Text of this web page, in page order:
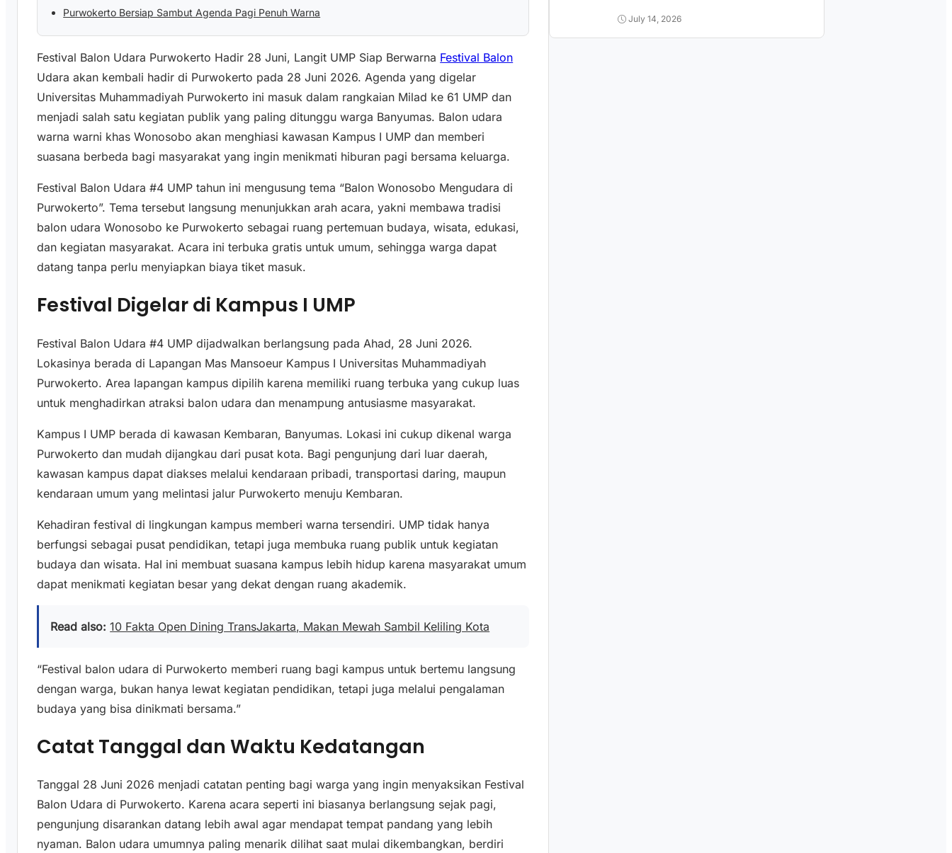
Purwokerto Bersiap Sambut Agenda Pagi Penuh Warna
Festival Balon Udara Purwokerto Hadir 28 Juni, Langit UMP Siap Berwarna Festival Balon
Udara akan kembali hadir di Purwokerto pada 28 Juni 2026. Agenda yang digelar
Universitas Muhammadiyah Purwokerto ini masuk dalam rangkaian Milad ke 61 UMP dan
menjadi salah satu kegiatan publik yang paling ditunggu warga Banyumas. Balon udara
warna warni khas Wonosobo akan menghiasi kawasan Kampus I UMP dan memberi
suasana berbeda bagi masyarakat yang ingin menikmati hiburan pagi bersama keluarga.
Festival Balon Udara #4 UMP tahun ini mengusung tema “Balon Wonosobo Mengudara di
Purwokerto”. Tema tersebut langsung menunjukkan arah acara, yakni membawa tradisi
balon udara Wonosobo ke Purwokerto sebagai ruang pertemuan budaya, wisata, edukasi,
dan kegiatan masyarakat. Acara ini terbuka gratis untuk umum, sehingga warga dapat
datang tanpa perlu menyiapkan biaya tiket masuk.
Festival Digelar di Kampus I UMP
Festival Balon Udara #4 UMP dijadwalkan berlangsung pada Ahad, 28 Juni 2026.
Lokasinya berada di Lapangan Mas Mansoeur Kampus I Universitas Muhammadiyah
Purwokerto. Area lapangan kampus dipilih karena memiliki ruang terbuka yang cukup luas
untuk menghadirkan atraksi balon udara dan menampung antusiasme masyarakat.
Kampus I UMP berada di kawasan Kembaran, Banyumas. Lokasi ini cukup dikenal warga
Purwokerto dan mudah dijangkau dari pusat kota. Bagi pengunjung dari luar daerah,
kawasan kampus dapat diakses melalui kendaraan pribadi, transportasi daring, maupun
kendaraan umum yang melintasi jalur Purwokerto menuju Kembaran.
Kehadiran festival di lingkungan kampus memberi warna tersendiri. UMP tidak hanya
berfungsi sebagai pusat pendidikan, tetapi juga membuka ruang publik untuk kegiatan
budaya dan wisata. Hal ini membuat suasana kampus lebih hidup karena masyarakat umum
dapat menikmati kegiatan besar yang dekat dengan ruang akademik.
Read also: 10 Fakta Open Dining TransJakarta, Makan Mewah Sambil Keliling Kota
“Festival balon udara di Purwokerto memberi ruang bagi kampus untuk bertemu langsung
dengan warga, bukan hanya lewat kegiatan pendidikan, tetapi juga melalui pengalaman
budaya yang bisa dinikmati bersama.”
Catat Tanggal dan Waktu Kedatangan
Tanggal 28 Juni 2026 menjadi catatan penting bagi warga yang ingin menyaksikan Festival
Balon Udara di Purwokerto. Karena acara seperti ini biasanya berlangsung sejak pagi,
pengunjung disarankan datang lebih awal agar mendapat tempat pandang yang lebih
nyaman. Balon udara umumnya paling menarik dilihat saat mulai dikembangkan, berdiri
July 14, 2026